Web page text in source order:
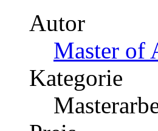
Autor
Master of
Kategorie